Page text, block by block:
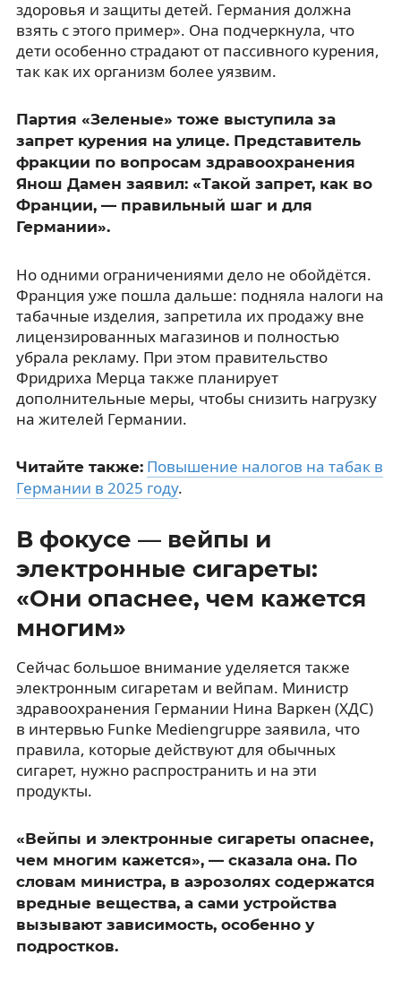
здоровья и защиты детей. Германия должна
взять с этого пример». Она подчеркнула, что
дети особенно страдают от пассивного курения,
так как их организм более уязвим.
Партия «Зеленые» тоже выступила за
запрет курения на улице. Представитель
фракции по вопросам здравоохранения
Янош Дамен заявил: «Такой запрет, как во
Франции, — правильный шаг и для
Германии».
Но одними ограничениями дело не обойдётся.
Франция уже пошла дальше: подняла налоги на
табачные изделия, запретила их продажу вне
лицензированных магазинов и полностью
убрала рекламу. При этом правительство
Фридриха Мерца также планирует
дополнительные меры, чтобы снизить нагрузку
на жителей Германии.
Читайте также: Повышение налогов на табак в
Германии в 2025 году.
В фокусе — вейпы и
электронные сигареты:
«Они опаснее, чем кажется
многим»
Сейчас большое внимание уделяется также
электронным сигаретам и вейпам. Министр
здравоохранения Германии Нина Варкен (ХДС)
в интервью Funke Mediengruppe заявила, что
правила, которые действуют для обычных
сигарет, нужно распространить и на эти
продукты.
«Вейпы и электронные сигареты опаснее,
чем многим кажется», — сказала она. По
словам министра, в аэрозолях содержатся
вредные вещества, а сами устройства
вызывают зависимость, особенно у
подростков.